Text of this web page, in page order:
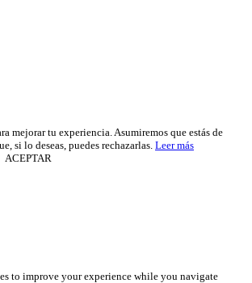
mejorar tu experiencia. Asumiremos que estás de
si lo deseas, puedes rechazarlas. Leer más
ACEPTAR
to improve your experience while you navigate